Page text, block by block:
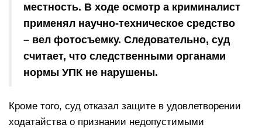
местность. В ходе осмотр а криминалист
применял научно-техническое средство
– вел фотосъемку. Следовательно, суд
считает, что следственными органами
нормы УПК не нарушены.
Кроме того, суд отказал защите в удовлетворении
ходатайства о признании недопустимыми